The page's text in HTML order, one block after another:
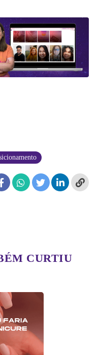
CURTIU